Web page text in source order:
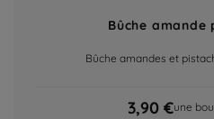
Bûche
Bûche amandes et
3,90 €une